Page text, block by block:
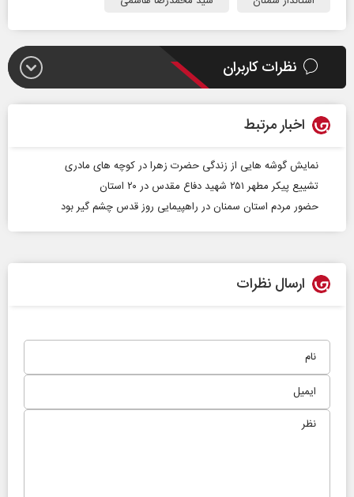
نظرات کاربران
اخبار مرتبط
نمایش گوشه هایی از زندگی حضرت زهرا در کوچه های مادری
تشییع پیکر مطهر ۲۵۱ شهید دفاع مقدس در ۲۰ استان
حضور مردم استان سمنان در راهپیمایی روز قدس چشم گیر بود
ارسال نظرات